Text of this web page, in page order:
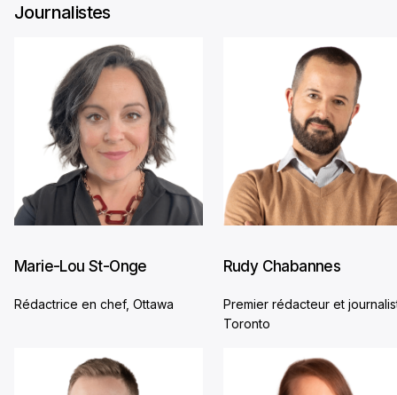
Journalistes
Marie-Lou St-Onge
Rédactrice en chef, Ottawa
Rudy Chabannes
Premier rédacteur et
Toronto